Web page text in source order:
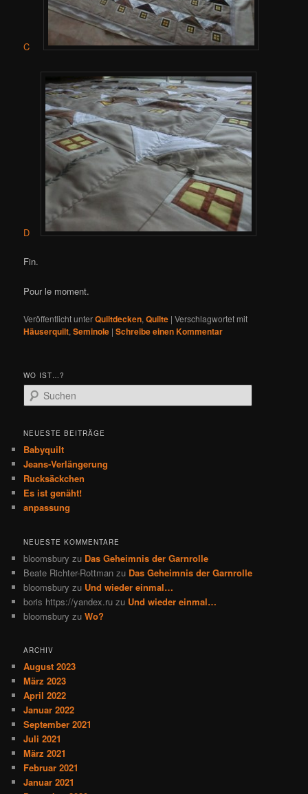
C
D
Fin.
Pour le moment.
Veröffentlicht unterQuiltdecken,Quilte |Verschlagwortet mit
Häuserquilt,Seminole |Schreibe einen Kommentar
WO IST…?
u
h
n
NEUESTE BEITRÄGE
Babyquilt
Jeans-Verlängerung
Rucksäckchen
Es ist genäht!
anpassung
NEUESTE KOMMENTARE
bloomsbury zu Das Geheimnis der Garnrolle
Beate Richter-Rottman zu Das Geheimnis der Garnrolle
bloomsbury zu Und wieder einmal…
boris https://yandex.ru zu Und wieder einmal…
bloomsbury zuWo?
ARCHIV
August 2023
März 2023
April 2022
Januar 2022
September 2021
Juli 2021
März 2021
Februar 2021
Januar 2021